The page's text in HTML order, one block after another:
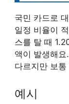
국민 카드로
일정 비율이
스를 탈 때
액이 발생해
다르지만 보
예시